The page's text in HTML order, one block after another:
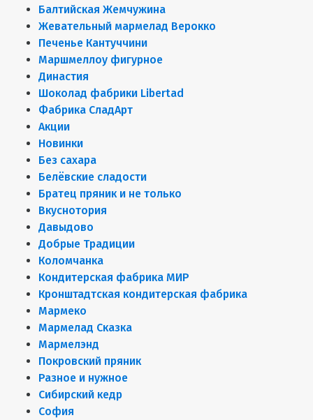
Балтийская Жемчужина
Жевательный мармелад Верокко
Печенье Кантуччини
Маршмеллоу фигурное
Династия
Шоколад фабрики Libertad
Фабрика СладАрт
Акции
Новинки
Без сахара
Белёвские сладости
Братец пряник и не только
Вкуснотория
Давыдово
Добрые Традиции
Коломчанка
Кондитерская фабрика МИР
Кронштадтская кондитерская фабрика
Мармеко
Мармелад Сказка
Мармелэнд
Покровский пряник
Разное и нужное
Сибирский кедр
София